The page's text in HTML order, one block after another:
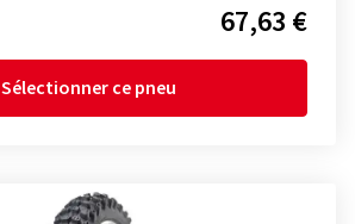
67,63 €
Sélectionner ce pneu